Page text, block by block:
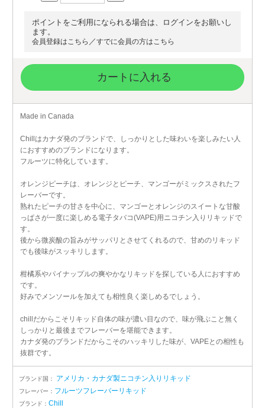
ポイントをご利用になられる場合は、ログインをお願いし
ます。
会員登録はこちら ／すでに会員の方はこちら
カートに入れる
Made in Canada
Chillはカナダ発のブランドで、しっかりとした味わいを楽しみたい人
におすすめのブランドになります。
フルーツに特化しています。
オレンジピーチは、オレンジとピーチ、マンゴーがミックスされたフ
レーバーです。
熟れたピーチの甘さを中心に、マンゴーとオレンジのスイートな甘酸
っぱさが一度に楽しめる電子タバコ(VAPE)用ニコチン入りリキッドで
す。
後から微炭酸の旨みがサッパリとさせてくれるので、甘めのリキッド
でも後味がスッキリします。
柑橘系やパイナップルの爽やかなリキッドを探している人におすすめ
です。
好みでメンソールを加えても相性良く楽しめるでしょう。
chillだからこそリキッド自体の味が濃い目なので、味が飛ぶこと無く
しっかりと最後までフレーバーを堪能できます。
カナダ発のブランドだからこそのハッキリした味が、VAPEとの相性も
抜群です。
ブランド国： アメリカ・カナダ製ニコチン入りリキッド
フレーバー： フルーツフレーバーリキッド
ブランド： Chill